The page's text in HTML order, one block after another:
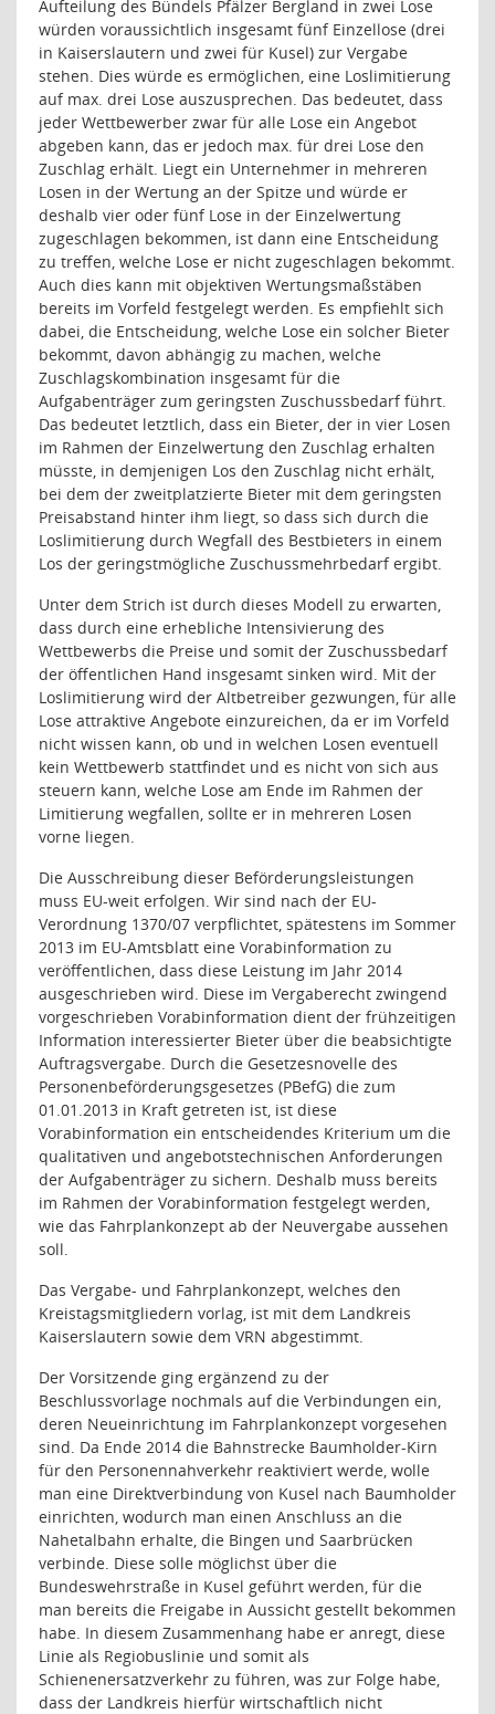
Aufteilung des Bündels Pfälzer Bergland in zwei Lose
würden voraussichtlich insgesamt fünf Einzellose (drei
in Kaiserslautern und zwei für Kusel) zur Vergabe
stehen. Dies würde es ermöglichen, eine Loslimitierung
auf max. drei Lose auszusprechen. Das bedeutet, dass
jeder Wettbewerber zwar für alle Lose ein Angebot
abgeben kann, das er jedoch max. für drei Lose den
Zuschlag erhält. Liegt ein Unternehmer in mehreren
Losen in der Wertung an der Spitze und würde er
deshalb vier oder fünf Lose in der Einzelwertung
zugeschlagen bekommen, ist dann eine Entscheidung
zu treffen, welche Lose er nicht zugeschlagen bekommt.
Auch dies kann mit objektiven Wertungsmaßstäben
bereits im Vorfeld festgelegt werden. Es empfiehlt sich
dabei, die Entscheidung, welche Lose ein solcher Bieter
bekommt, davon abhängig zu machen, welche
Zuschlagskombination insgesamt für die
Aufgabenträger zum geringsten Zuschussbedarf führt.
Das bedeutet letztlich, dass ein Bieter, der in vier Losen
im Rahmen der Einzelwertung den Zuschlag erhalten
müsste, in demjenigen Los den Zuschlag nicht erhält,
bei dem der zweitplatzierte Bieter mit dem geringsten
Preisabstand hinter ihm liegt, so dass sich durch die
Loslimitierung durch Wegfall des Bestbieters in einem
Los der geringstmögliche Zuschussmehrbedarf ergibt.
Unter dem Strich ist durch dieses Modell zu erwarten,
dass durch eine erhebliche Intensivierung des
Wettbewerbs die Preise und somit der Zuschussbedarf
der öffentlichen Hand insgesamt sinken wird. Mit der
Loslimitierung wird der Altbetreiber gezwungen, für alle
Lose attraktive Angebote einzureichen, da er im Vorfeld
nicht wissen kann, ob und in welchen Losen eventuell
kein Wettbewerb stattfindet und es nicht von sich aus
steuern kann, welche Lose am Ende im Rahmen der
Limitierung wegfallen, sollte er in mehreren Losen
vorne liegen.
Die Ausschreibung dieser Beförderungsleistungen
muss EU-weit erfolgen. Wir sind nach der EU-
Verordnung 1370/07 verpflichtet, spätestens im Sommer
2013 im EU-Amtsblatt eine Vorabinformation zu
veröffentlichen, dass diese Leistung im Jahr 2014
ausgeschrieben wird. Diese im Vergaberecht zwingend
vorgeschrieben Vorabinformation dient der frühzeitigen
Information interessierter Bieter über die beabsichtigte
Auftragsvergabe. Durch die Gesetzesnovelle des
Personenbeförderungsgesetzes (PBefG) die zum
01.01.2013 in Kraft getreten ist, ist diese
Vorabinformation ein entscheidendes Kriterium um die
qualitativen und angebotstechnischen Anforderungen
der Aufgabenträger zu sichern. Deshalb muss bereits
im Rahmen der Vorabinformation festgelegt werden,
wie das Fahrplankonzept ab der Neuvergabe aussehen
soll.
Das Vergabe- und Fahrplankonzept, welches den
Kreistagsmitgliedern vorlag, ist mit dem Landkreis
Kaiserslautern sowie dem VRN abgestimmt.
Der Vorsitzende ging ergänzend zu der
Beschlussvorlage nochmals auf die Verbindungen ein,
deren Neueinrichtung im Fahrplankonzept vorgesehen
sind. Da Ende 2014 die Bahnstrecke Baumholder-Kirn
für den Personennahverkehr reaktiviert werde, wolle
man eine Direktverbindung von Kusel nach Baumholder
einrichten, wodurch man einen Anschluss an die
Nahetalbahn erhalte, die Bingen und Saarbrücken
verbinde. Diese solle möglichst über die
Bundeswehrstraße in Kusel geführt werden, für die
man bereits die Freigabe in Aussicht gestellt bekommen
habe. In diesem Zusammenhang habe er anregt, diese
Linie als Regiobuslinie und somit als
Schienenersatzverkehr zu führen, was zur Folge habe,
dass der Landkreis hierfür wirtschaftlich nicht